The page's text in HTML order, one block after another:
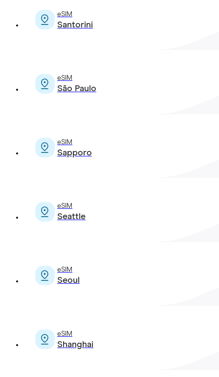
eSIM
Santorini
eSIM
São Paulo
eSIM
Sapporo
eSIM
Seattle
eSIM
Seoul
eSIM
Shanghai